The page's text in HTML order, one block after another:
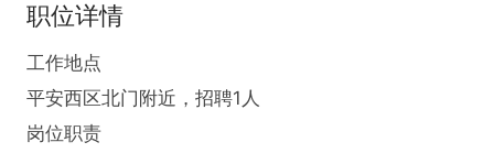
职位详情
工作地点
平安西区北门附近，招聘1人
岗位职责